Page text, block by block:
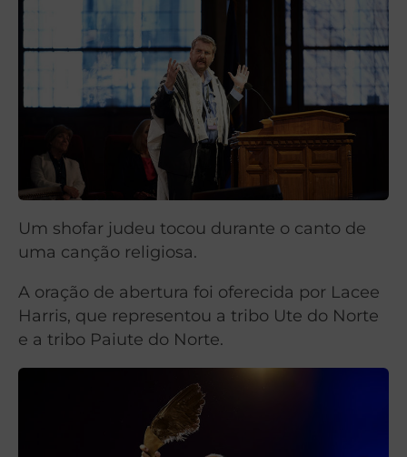
Um shofar judeu tocou durante o canto de
uma canção religiosa.
A oração de abertura foi oferecida por Lacee
Harris, que representou a tribo Ute do Norte
e a tribo Paiute do Norte.